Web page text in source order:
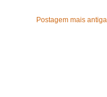
Postagem mais antiga